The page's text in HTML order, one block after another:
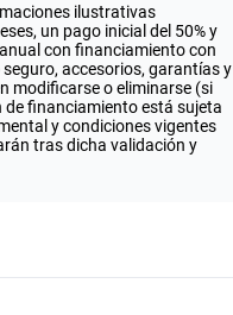
ilustrativas
un pago inicial del 50% y
con financiamiento con
accesorios, garantías y
modificarse o eliminarse (si
financiamiento está sujeta
y condiciones vigentes
tras dicha validación y